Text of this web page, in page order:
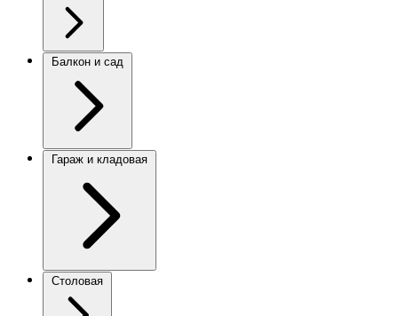
Балкон и сад
Гараж и кладовая
Столовая